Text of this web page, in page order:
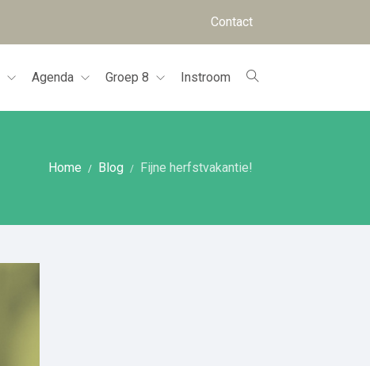
Contact
Agenda Groep 8 Instroom
Home Blog Fijne herfstvakantie!